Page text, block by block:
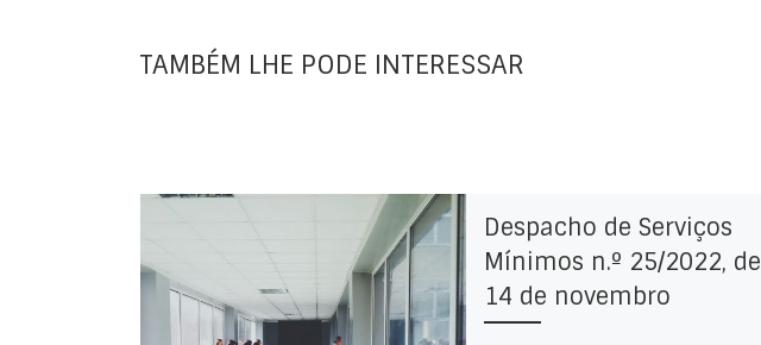
TAMBÉM LHE PODE INTERESSAR
Despacho de Serviços
Mínimos n.º 25/2022, de
14 de novembro